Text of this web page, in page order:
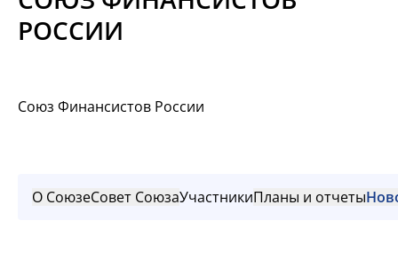
Материалы
РОССИИ
Союз Финансистов России
О СоюзеСовет СоюзаУчастникиПланы и отчеты